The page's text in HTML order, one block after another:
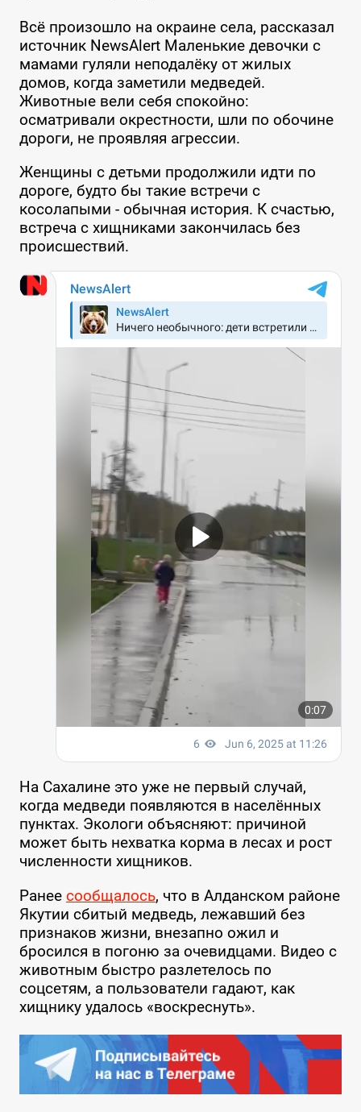
Всё произошло на окраине села, рассказал
источник NewsAlert Маленькие девочки с
мамами гуляли неподалёку от жилых
домов, когда заметили медведей.
Животные вели себя спокойно:
осматривали окрестности, шли по обочине
дороги, не проявляя агрессии.
Женщины с детьми продолжили идти по
дороге, будто бы такие встречи с
косолапыми - обычная история. К счастью,
встреча с хищниками закончилась без
происшествий.
На Сахалине это уже не первый случай,
когда медведи появляются в населённых
пунктах. Экологи объясняют: причиной
может быть нехватка корма в лесах и рост
численности хищников.
Ранее сообщалось, что в Алданском районе
Якутии сбитый медведь, лежавший без
признаков жизни, внезапно ожил и
бросился в погоню за очевидцами. Видео с
животным быстро разлетелось по
соцсетям, а пользователи гадают, как
хищнику удалось «воскреснуть».